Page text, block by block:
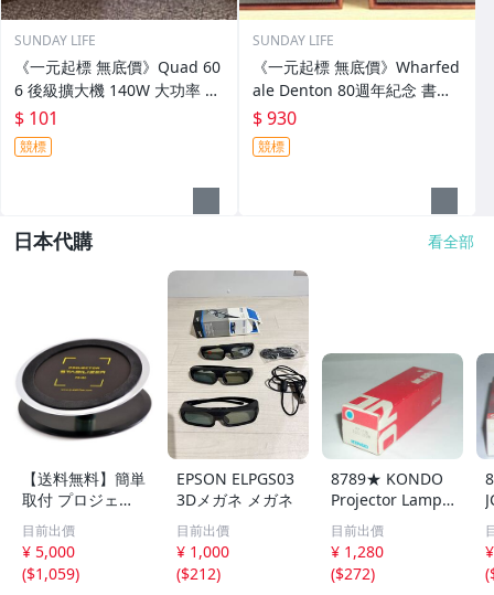
SUNDAY LIFE
《一元起標 無底價》Quad 60
6 後級擴大機 140W 大功率 立
體聲 擴大機 (功能正常/塗裝噴
黑/電源100V）
$ 101
競標
SUNDAY LIFE
《一元起標 無底價》Wharfed
ale Denton 80週年紀念 書架
喇叭 被動式揚聲器 喇叭 (現貨
一對/原箱)
$ 930
競標
日本代購 看全部
【送料無料】簡単
取付 プロジェク
ター 台 スタンド
プロジェクター・
スタビライザー P
S-180 Q-STABILI
目前出價
¥ 5,000
($1,059)
EPSON ELPGS03
3Dメガネ メガネ
目前出價
¥ 1,000
($212)
8789★ KONDO
Projector Lamp
100V 300W、KP-
8 1/2、未使用か
と思われる元箱入
り、コンドウ 映
目前出價
¥ 1,280
($272)
(